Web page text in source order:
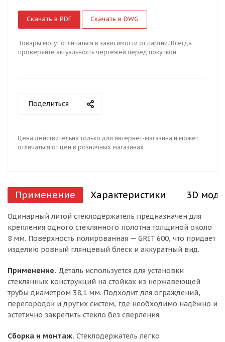
Скачать в PDF Скачать в DWG
Товары могут отличаться в зависимости от партии. Всегда
проверяйте актуальность чертежей перед покупкой.
Поделиться
Цена действительна только для интернет-магазина и может
отличаться от цен в розничных магазинах
Применение Характеристики 3D
Одинарный литой стеклодержатель предназначен для
крепления одного стеклянного полотна толщиной около
8 мм. Поверхность полированная — GRIT 600, что придает
изделию ровный глянцевый блеск и аккуратный вид.
Применение. Деталь используется для установки
стеклянных конструкций на стойках из нержавеющей
трубы диаметром 38,1 мм. Подходит для ограждений,
перегородок и других систем, где необходимо надёжно и
эстетично закрепить стекло без сверления.
Сборка и монтаж. Стеклодержатель легко